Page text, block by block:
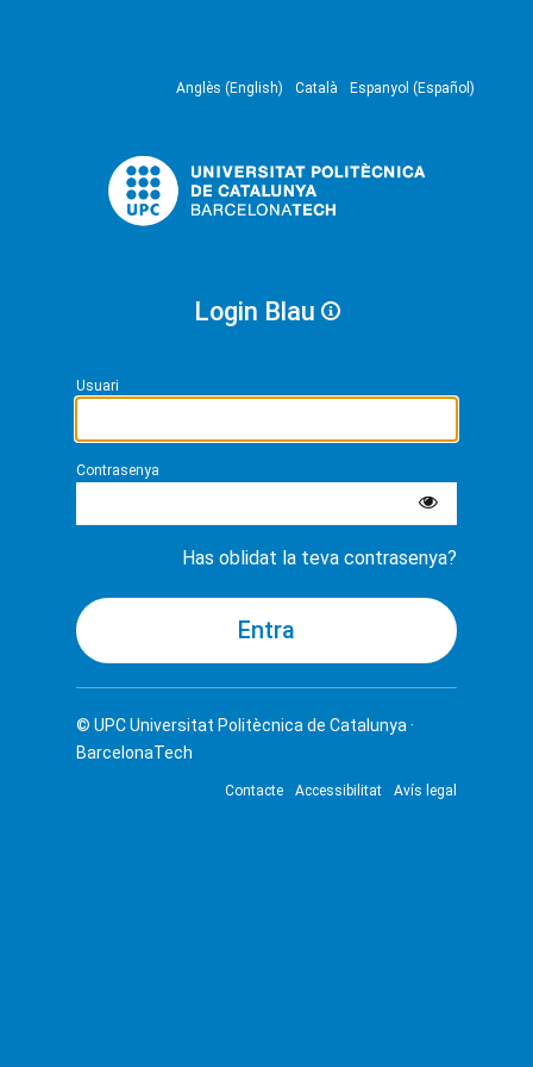
Anglès (English) Català Espanyol (Español)
Login Blau
Usuari
Contrasenya
Has oblidat la teva contrasenya?
© UPCUniversitat Politècnica de Catalunya ·
BarcelonaTech
Contacte Accessibilitat Avís legal